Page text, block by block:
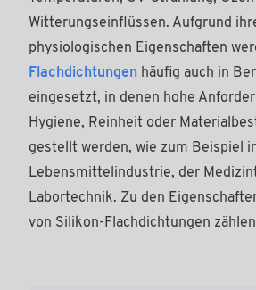
Witterungseinflüssen. Aufgrund
physiologischen Eigenschaften
Flachdichtungen häufig auch in
eingesetzt, in denen hohe
Hygiene, Reinheit oder
gestellt werden, wie zum Beispiel
Lebensmittelindustrie, der
Labortechnik. Zu den
von Silikon-Flachdichtungen